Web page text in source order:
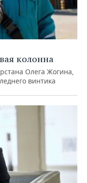
колонна
Олега Жогина,
винтика